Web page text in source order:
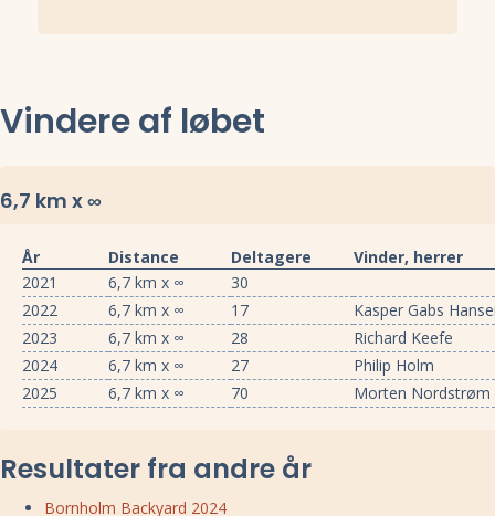
Vindere af løbet
6,7 km x ∞
År Distance Deltagere
Vinder, herrer
2021
6,7 km x ∞
30
2022
6,7 km x ∞ 17
Kasper Gabs
2023
6,7 km x ∞ 28
Richard Keefe
2024
6,7 km x ∞ 27
Philip Holm
2025
6,7 km x ∞ 70 Morten Nordstrøm
Resultater fra andre år
Bornholm Backyard 2024